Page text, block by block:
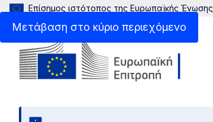
Μετάβαση στο κύριο περιεχόμενο
Επίσημος ιστότοπος της Ευρωπαϊκής Ένωσης